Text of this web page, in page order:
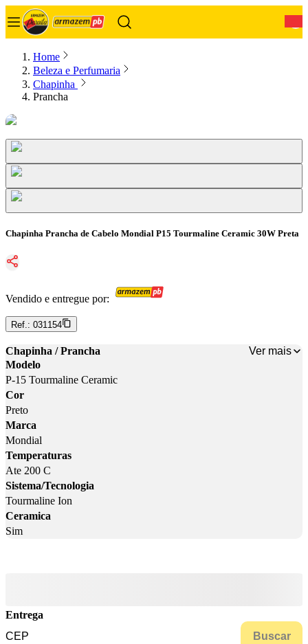
Home
Beleza e Perfumaria
Chapinha
Prancha
Chapinha Prancha de Cabelo Mondial P15 Tourmaline Ceramic 30W Preta
Vendido e entregue por:
Ref.: 031154
Chapinha / Prancha
Ver mais
Modelo
P-15 Tourmaline Ceramic
Cor
Preto
Marca
Mondial
Temperaturas
Ate 200 C
Sistema/Tecnologia
Tourmaline Ion
Ceramica
Sim
Entrega
Buscar